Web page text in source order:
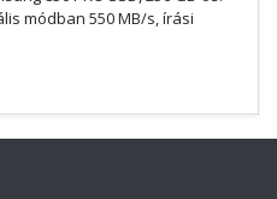
módban 550 MB/s, írási